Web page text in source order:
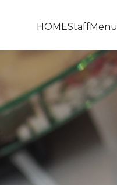
HOMEStaffMenu